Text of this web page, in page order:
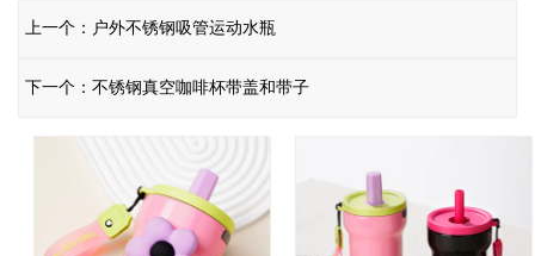
到哪里都可以轻松携带。此外，硅胶吸管的加入不仅增加了
舒适感，而且还优先考虑了安全性，确保您的啜饮体验既愉
时尚且可定制
我们的马克杯有多种颜色可供选择，包括粉色、黑色和镜面
上一个：户外不锈钢吸管运动水瓶
下一个：不锈钢真空咖啡杯带盖和带子